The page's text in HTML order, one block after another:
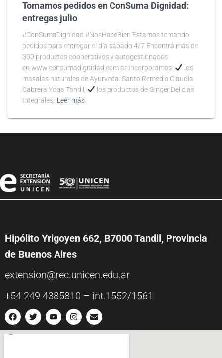
Tomamos pedidos en ConSuma Dignidad:
entregas julio
#ConSumaDignidad #NosHaceBien Estamos tomando
pedidos para entregar el día sábado 4/7 Encontrá más de
300 productos cooperativos y autogestionados
en www.consumadignidad.com.ar Incorporamos:
los
masalas naturales de Ayurveda. Santo Remedio Claudia
Cabrera Yoga Tandil;
los productos de Ginger Delicias
Integrales; Leer más
Hipólito Yrigoyen 662, B7000 Tandil, Provincia
de Buenos Aires
extension@rec.unicen.edu.ar
+54 249 4385810 – int.1552/1561